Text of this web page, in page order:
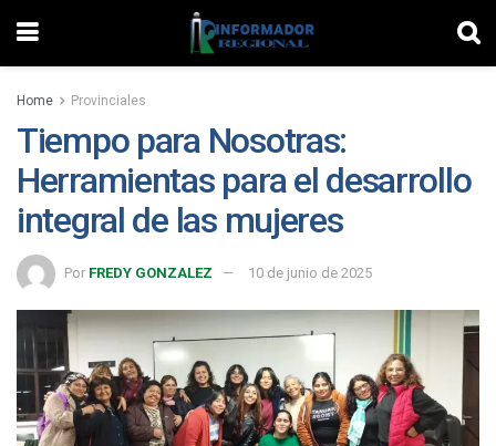
Home Provinciales
Tiempo para Nosotras:
Herramientas para el desarrollo
integral de las mujeres
Por FREDY GONZALEZ 10 de junio de 2025